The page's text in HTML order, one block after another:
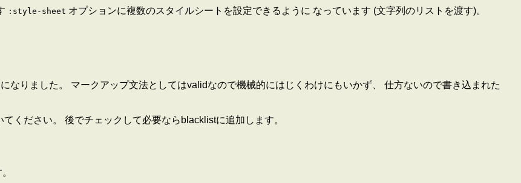
:style-sheet オプションに複数のスタイルシートを設定できるように なっています (文字列のリストを渡す)。
なりました。 マークアップ文法としてはvalidなので機械的にはじくわけにもいかず、 仕方ないので書き込まれた
ください。 後でチェックして必要ならblacklistに追加します。